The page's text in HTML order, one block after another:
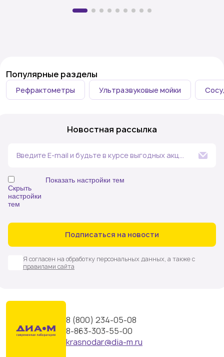
Популярные разделы
Рефрактометры Ультразвуковые мойки
Новостная рассылка
Введите E-mail и будьте в курсе выгодных акций
Подписаться на новости
Я согласен на обработку персональных данных, а также с
правилами сайта
Показать настройки тем
Скрыть
настройки
тем
промышленности
Аналитическая химия (в т.ч. спектральные,
Белковый и клеточный анализ
Микробиология
оборудование
Все новости
8 (800) 234-05-08
8-863-303-55-00
krasnodar@dia-m.ru